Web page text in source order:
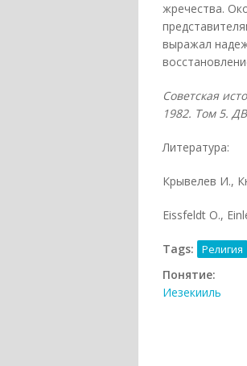
жречества.
выражал
Советская
1982. Том 5.
Литература:
Крывелев И.,
Eissfeldt O.,
Tags: Религия
Понятие:
Иезекииль